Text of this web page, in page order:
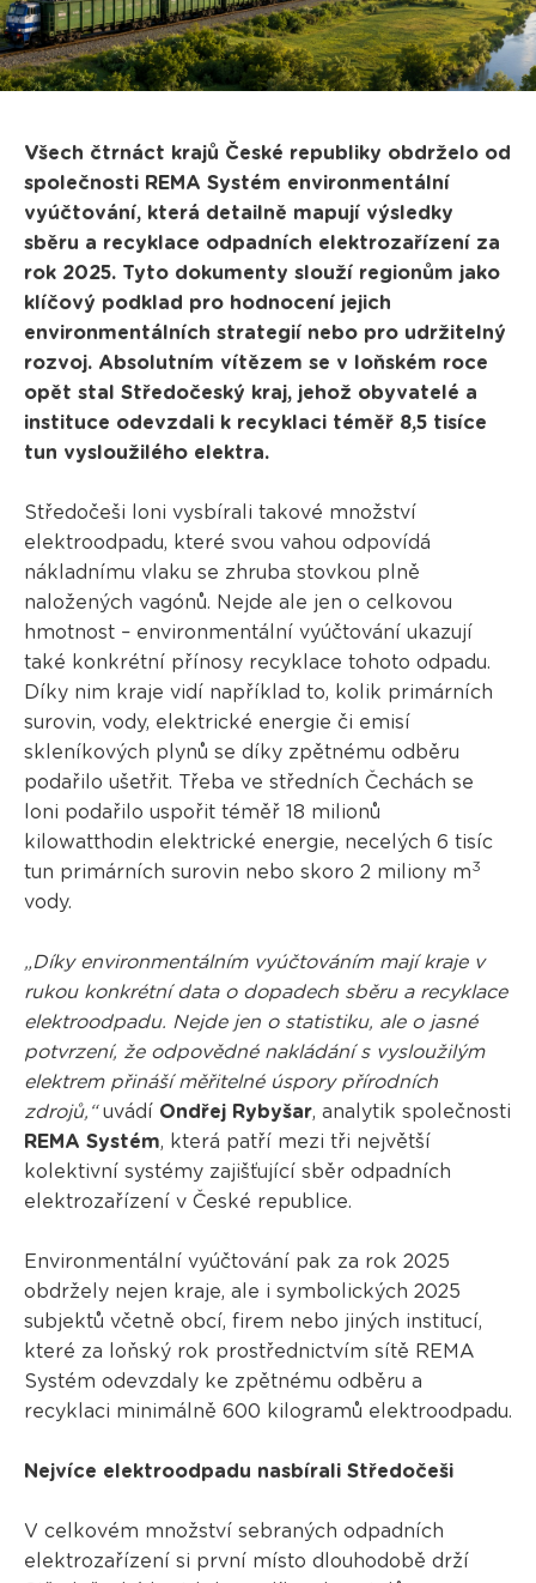
Všech čtrnáct krajů České republiky obdrželo od
společnosti REMA Systém environmentální
vyúčtování, která detailně mapují výsledky
sběru a recyklace odpadních elektrozařízení za
rok 2025. Tyto dokumenty slouží regionům jako
klíčový podklad pro hodnocení jejich
environmentálních strategií nebo pro udržitelný
rozvoj. Absolutním vítězem se v loňském roce
opět stal Středočeský kraj, jehož obyvatelé a
instituce odevzdali k recyklaci téměř 8,5 tisíce
tun vysloužilého elektra.
Středočeši loni vysbírali takové množství
elektroodpadu, které svou vahou odpovídá
nákladnímu vlaku se zhruba stovkou plně
naložených vagónů. Nejde ale jen o celkovou
hmotnost – environmentální vyúčtování ukazují
také konkrétní přínosy recyklace tohoto odpadu.
Díky nim kraje vidí například to, kolik primárních
surovin, vody, elektrické energie či emisí
skleníkových plynů se díky zpětnému odběru
podařilo ušetřit. Třeba ve středních Čechách se
loni podařilo uspořit téměř 18 milionů
kilowatthodin elektrické energie, necelých 6 tisíc
tun primárních surovin nebo skoro 2 miliony m3
vody.
„Díky environmentálním vyúčtováním mají kraje v
rukou konkrétní data o dopadech sběru a recyklace
elektroodpadu. Nejde jen o statistiku, ale o jasné
potvrzení, že odpovědné nakládání s vysloužilým
elektrem přináší měřitelné úspory přírodních
zdrojů,“uvádí Ondřej Rybyšar, analytik společnosti
REMA Systém, která patří mezi tři největší
kolektivní systémy zajišťující sběr odpadních
elektrozařízení v České republice.
Environmentální vyúčtování pak za rok 2025
obdržely nejen kraje, ale i symbolických 2025
subjektů včetně obcí, firem nebo jiných institucí,
které za loňský rok prostřednictvím sítě REMA
Systém odevzdaly ke zpětnému odběru a
recyklaci minimálně 600 kilogramů elektroodpadu.
Nejvíce elektroodpadu nasbírali Středočeši
V celkovém množství sebraných odpadních
elektrozařízení si první místo dlouhodobě drží